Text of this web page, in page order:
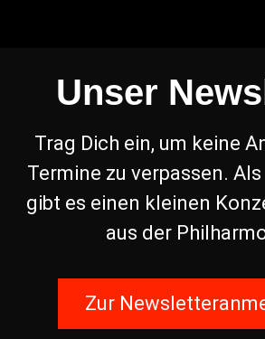
Unser
Trag Dich ein, um keine
Termine zu verpassen.
gibt es einen kleinen
aus der
Zur